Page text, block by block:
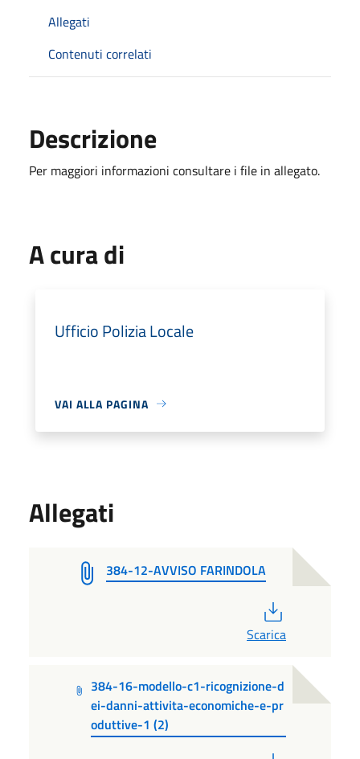
Allegati
Contenuti correlati
Descrizione
Per maggiori informazioni consultare i file in allegato.
A cura di
Ufficio Polizia Locale
VAI ALLA PAGINA
Allegati
384-12-AVVISO FARINDOLA
Scarica
384-16-modello-c1-ricognizione-d
ei-danni-attivita-economiche-e-pr
oduttive-1 (2)